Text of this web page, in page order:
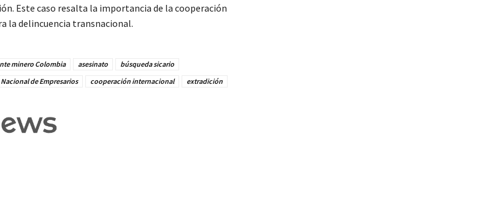
Este caso resalta la importancia de la cooperación
la delincuencia transnacional.
minero Colombia asesinato
búsqueda sicario
de Empresarios cooperación internacional extradición